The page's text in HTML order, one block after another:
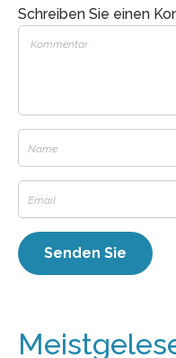
Schreiben Sie einen